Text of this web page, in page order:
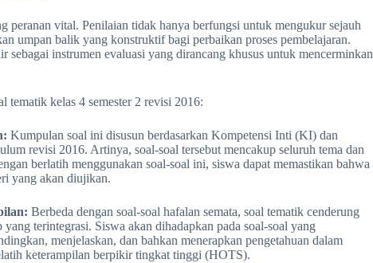
peranan vital. Penilaian tidak hanya berfungsi untuk mengukur sejauh
umpan balik yang konstruktif bagi perbaikan proses pembelajaran.
sebagai instrumen evaluasi yang dirancang khusus untuk mencerminkan
tematik kelas 4 semester 2 revisi 2016:
Kumpulan soal ini disusun berdasarkan Kompetensi Inti (KI) dan
revisi 2016. Artinya, soal-soal tersebut mencakup seluruh tema dan
berlatih menggunakan soal-soal ini, siswa dapat memastikan bahwa
yang akan diujikan.
Berbeda dengan soal-soal hafalan semata, soal tematik cenderung
terintegrasi. Siswa akan dihadapkan pada soal-soal yang
menjelaskan, dan bahkan menerapkan pengetahuan dalam
keterampilan berpikir tingkat tinggi (HOTS).